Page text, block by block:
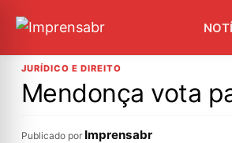
JURÍDICO E DIREITO
Mendonça vota
Publicado por Imprensabr